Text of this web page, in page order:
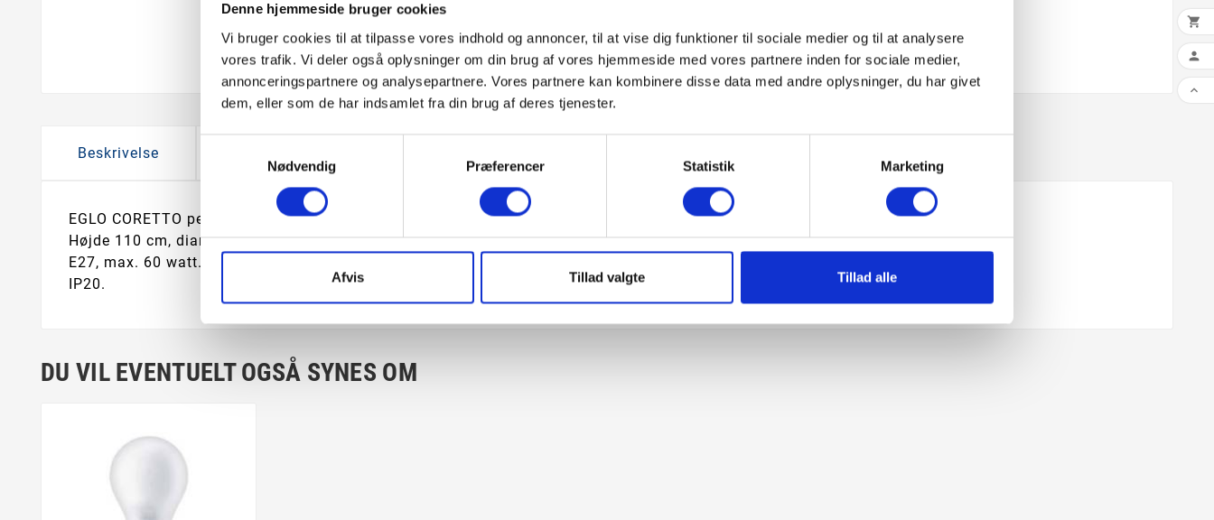
Denne hjemmeside bruger cookies
Vi bruger cookies til at tilpasse vores indhold og annoncer, til at vise dig funktioner til sociale medier og til at analysere
vores trafik. Vi deler også oplysninger om din brug af vores hjemmeside med vores partnere inden for sociale medier,
annonceringspartnere og analysepartnere. Vores partnere kan kombinere disse data med andre oplysninger, du har givet
dem, eller som de har indsamlet fra din brug af deres tjenester.
Nødvendig
Præferencer Statistik Marketing
Afvis Tillad valgte Tillad alle
Beskrivelse
EGLO CORETTO pendel i mat kobber.
Højde 110 cm, diameter 17 cm.
E27, max. 60 watt. Leveres ekskl. lyskilde.
IP20.
DU VIL EVENTUELT OGSÅ SYNES OM


